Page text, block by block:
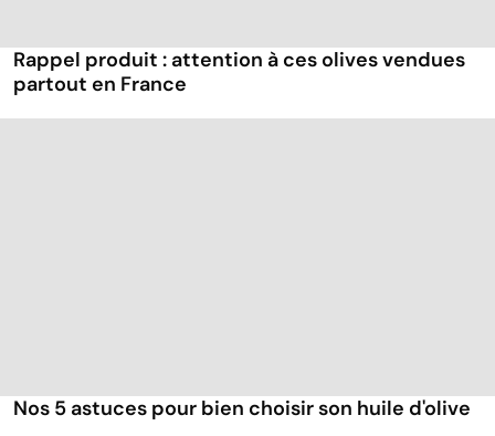
Rappel produit : attention à ces olives vendues
partout en France
Nos 5 astuces pour bien choisir son huile d'olive